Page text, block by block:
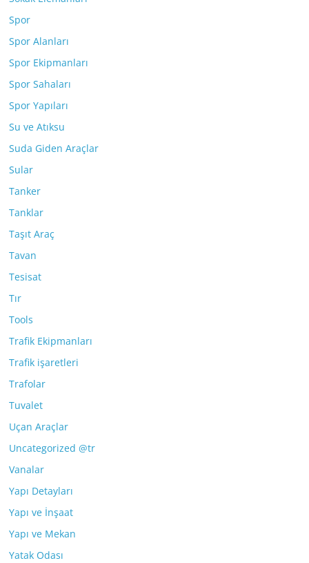
Spor
Spor Alanları
Spor Ekipmanları
Spor Sahaları
Spor Yapıları
Su ve Atıksu
Suda Giden Araçlar
Sular
Tanker
Tanklar
Taşıt Araç
Tavan
Tesisat
Tır
Tools
Trafik Ekipmanları
Trafik işaretleri
Trafolar
Tuvalet
Uçan Araçlar
Uncategorized @tr
Vanalar
Yapı Detayları
Yapı ve İnşaat
Yapı ve Mekan
Yatak Odası